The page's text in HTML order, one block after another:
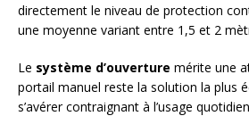
directement le niveau de protection
une moyenne variant entre 1,5 et 2
Le système d’ouverture mérite une
portail manuel reste la solution la plus
s’avérer contraignant à l’usage